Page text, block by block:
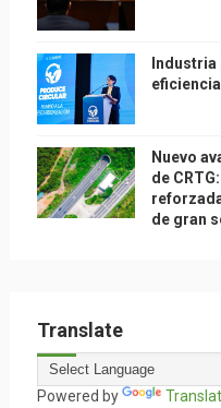
Industria
Nuevo
de
de gran
Translate
Powered by